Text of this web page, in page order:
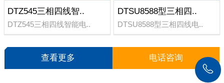
DTZ545三相四线智..
DTZ545三相四线智能电..
DTSU8588型三相四..
DTSU8588型三相四线电..
查看更多 电话咨询